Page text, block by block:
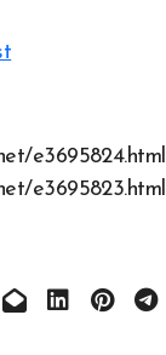
e3695824.html
e3695823.html